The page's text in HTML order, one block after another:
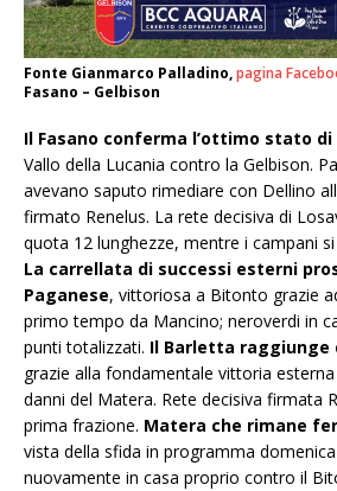
Fonte Gianmarco Palladino,pagina
Fasano – Gelbison
Il Fasano conferma l’ottimo stato
Vallo della Lucania contro la Gelbison.
avevano saputo rimediare con Dellino
firmato Renelus. La rete decisiva di
quota 12 lunghezze, mentre i campani
La carrellata di successi esterni
Paganese, vittoriosa a Bitonto grazie
primo tempo da Mancino; neroverdi in
punti totalizzati. Il Barletta raggiunge
grazie alla fondamentale vittoria
danni del Matera. Rete decisiva firmata
prima frazione. Matera che rimane
vista della sfida in programma
nuovamente in casa proprio contro il